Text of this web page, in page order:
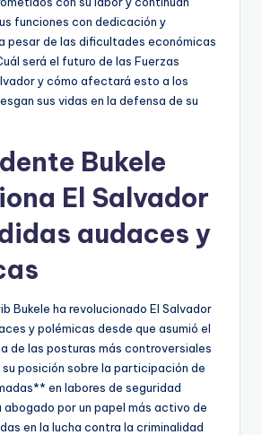
funciones con dedicación y
pesar de las dificultades económicas
será el futuro de las Fuerzas
y cómo afectará esto a los
sus vidas en la defensa de su
Bukele
El Salvador
audaces y
Bukele ha revolucionado El Salvador
y polémicas desde que asumió el
de las posturas más controversiales
su posición sobre la participación de
en labores de seguridad
abogado por un papel más activo de
en la lucha contra la criminalidad